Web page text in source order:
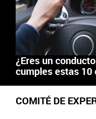
¿Eres un
cumples estas 10
COMITÉ DE